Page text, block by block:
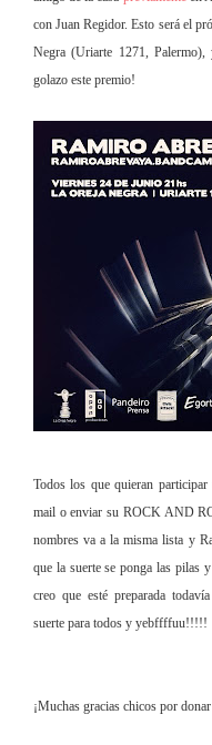
con Juan Regidor. Esto será el
Negra (Uriarte 1271,
golazo este premio!
Todos los que quieran
mail o enviar su ROCK AND
nombres va a la misma lista y
que la suerte se ponga las pilas
creo que esté preparada
suerte para todos y yebffffuu!!!!!
¡Muchas gracias chicos por